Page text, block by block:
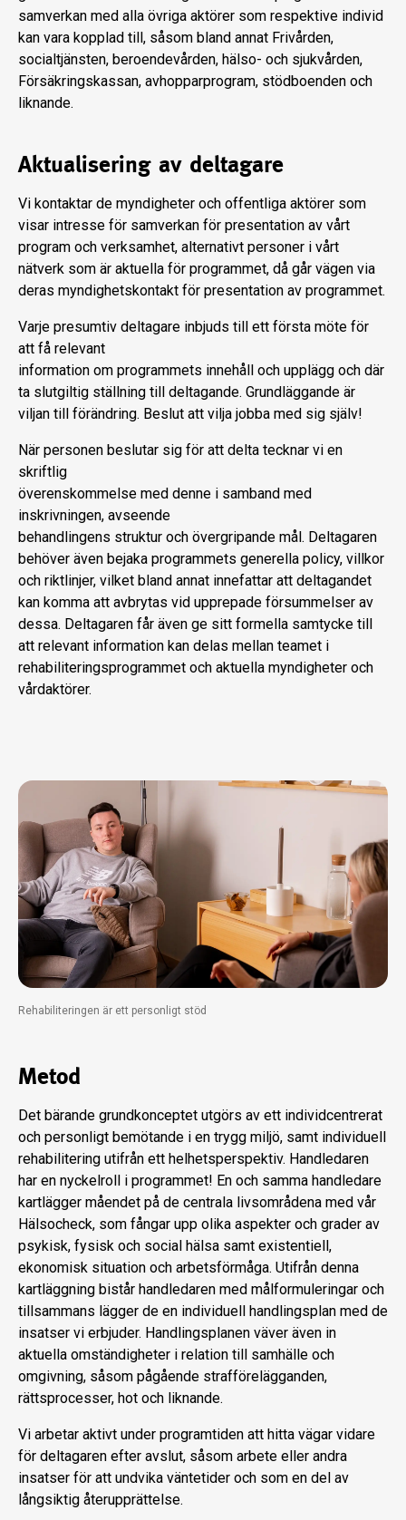
samverkan med alla övriga aktörer som respektive individ
kan vara kopplad till, såsom bland annat Frivården,
socialtjänsten, beroendevården, hälso- och sjukvården,
Försäkringskassan, avhopparprogram, stödboenden och
liknande.
Aktualisering av deltagare
Vi kontaktar de myndigheter och offentliga aktörer som
visar intresse för samverkan för presentation av vårt
program och verksamhet, alternativt personer i vårt
nätverk som är aktuella för programmet, då går vägen via
deras myndighetskontakt för presentation av programmet.
Varje presumtiv deltagare inbjuds till ett första möte för
att få relevant
information om programmets innehåll och upplägg och där
ta slutgiltig ställning till deltagande. Grundläggande är
viljan till förändring. Beslut att vilja jobba med sig själv!
När personen beslutar sig för att delta tecknar vi en
skriftlig
överenskommelse med denne i samband med
inskrivningen, avseende
behandlingens struktur och övergripande mål. Deltagaren
behöver även bejaka programmets generella policy, villkor
och riktlinjer, vilket bland annat innefattar att deltagandet
kan komma att avbrytas vid upprepade försummelser av
dessa. Deltagaren får även ge sitt formella samtycke till
att relevant information kan delas mellan teamet i
rehabiliteringsprogrammet och aktuella myndigheter och
vårdaktörer.
Rehabiliteringen är ett personligt stöd
Metod
Det bärande grundkonceptet utgörs av ett individcentrerat
och personligt bemötande i en trygg miljö, samt individuell
rehabilitering utifrån ett helhetsperspektiv. Handledaren
har en nyckelroll i programmet! En och samma handledare
kartlägger måendet på de centrala livsområdena med vår
Hälsocheck, som fångar upp olika aspekter och grader av
psykisk, fysisk och social hälsa samt existentiell,
ekonomisk situation och arbetsförmåga. Utifrån denna
kartläggning bistår handledaren med målformuleringar och
tillsammans lägger de en individuell handlingsplan med de
insatser vi erbjuder. Handlingsplanen väver även in
aktuella omständigheter i relation till samhälle och
omgivning, såsom pågående strafförelägganden,
rättsprocesser, hot och liknande.
Vi arbetar aktivt under programtiden att hitta vägar vidare
för deltagaren efter avslut, såsom arbete eller andra
insatser för att undvika väntetider och som en del av
långsiktig återupprättelse.